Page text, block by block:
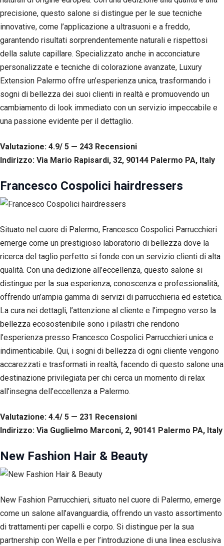
precisione, questo salone si distingue per le sue tecniche
innovative, come l’applicazione a ultrasuoni e a freddo,
garantendo risultati sorprendentemente naturali e rispettosi
della salute capillare. Specializzato anche in acconciature
personalizzate e tecniche di colorazione avanzate, Luxury
Extension Palermo offre un’esperienza unica, trasformando i
sogni di bellezza dei suoi clienti in realtà e promuovendo un
cambiamento di look immediato con un servizio impeccabile e
una passione evidente per il dettaglio.
Valutazione: 4.9/ 5 — 243 Recensioni
Indirizzo: Via Mario Rapisardi, 32, 90144 Palermo PA, Italy
Francesco Cospolici hairdressers
Situato nel cuore di Palermo, Francesco Cospolici Parrucchieri
emerge come un prestigioso laboratorio di bellezza dove la
ricerca del taglio perfetto si fonde con un servizio clienti di alta
qualità. Con una dedizione all’eccellenza, questo salone si
distingue per la sua esperienza, conoscenza e professionalità,
offrendo un’ampia gamma di servizi di parrucchieria ed estetica.
La cura nei dettagli, l’attenzione al cliente e l’impegno verso la
bellezza ecosostenibile sono i pilastri che rendono
l’esperienza presso Francesco Cospolici Parrucchieri unica e
indimenticabile. Qui, i sogni di bellezza di ogni cliente vengono
accarezzati e trasformati in realtà, facendo di questo salone una
destinazione privilegiata per chi cerca un momento di relax
all’insegna dell’eccellenza a Palermo.
Valutazione: 4.4/ 5 — 231 Recensioni
Indirizzo: Via Guglielmo Marconi, 2, 90141 Palermo PA, Italy
New Fashion Hair & Beauty
New Fashion Parrucchieri, situato nel cuore di Palermo, emerge
come un salone all’avanguardia, offrendo un vasto assortimento
di trattamenti per capelli e corpo. Si distingue per la sua
partnership con Wella e per l’introduzione di una linea esclusiva